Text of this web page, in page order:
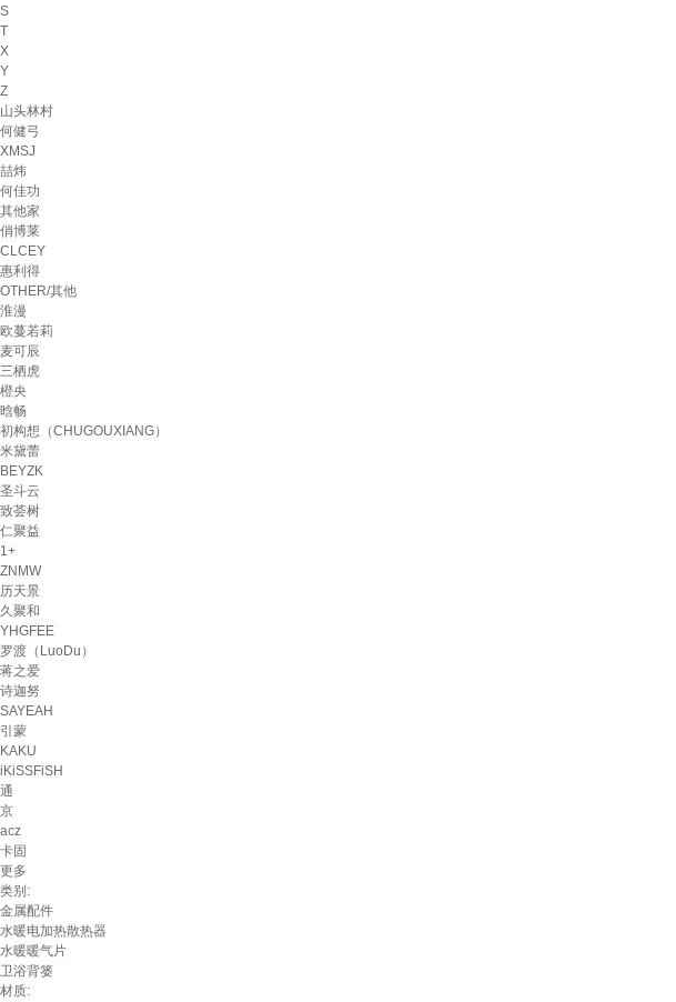
S
T
X
Y
Z
山头林村
何健弓
XMSJ
喆炜
何佳功
其他家
俏博莱
CLCEY
惠利得
OTHER/其他
淮漫
欧蔓若莉
麦可辰
三栖虎
橙央
晗畅
初构想（CHUGOUXIANG）
米黛蕾
BEYZK
圣斗云
致荟树
仁聚益
1+
ZNMW
历天景
久聚和
YHGFEE
罗渡（LuoDu）
蒋之爱
诗迦努
SAYEAH
引蒙
KAKU
iKiSSFiSH
通
京
acz
卡固
更多
类别:
金属配件
水暖电加热散热器
水暖暖气片
卫浴背篓
材质: